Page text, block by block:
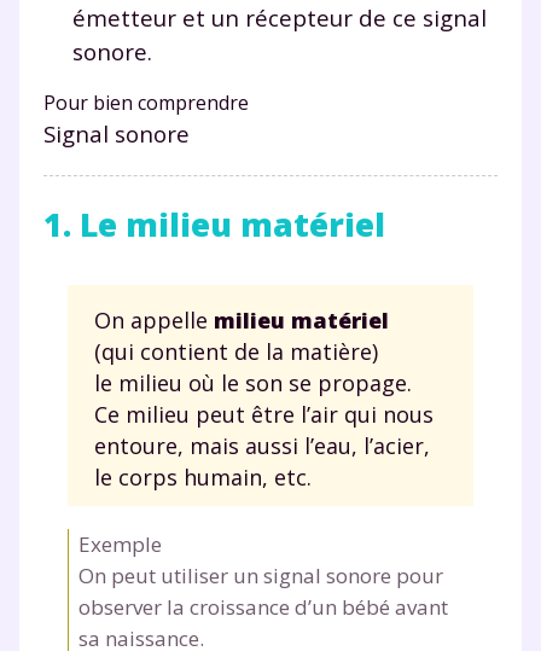
émetteur et un récepteur de ce signal
sonore.
Pour bien comprendre
Signal sonore
1. Le milieu matériel
On appelle milieu matériel
(qui contient de la matière)
le milieu où le son se propage.
Ce milieu peut être l’air qui nous
entoure, mais aussi l’eau, l’acier,
le corps humain, etc.
Exemple
On peut utiliser un signal sonore pour
observer la croissance d’un bébé avant
sa naissance.